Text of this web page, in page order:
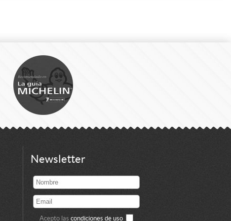
Newsletter
Acepto las condiciones de uso